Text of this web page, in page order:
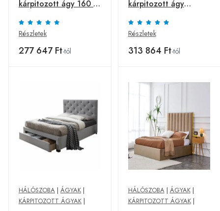
kárpitozott ágy 160 x
200 cm
Részletek
277 647 Ft-tól
kárpitozott ágy
180x200 cm
Részletek
313 864 Ft-tól
HÁLÓSZOBA | ÁGYAK |
KÁRPITOZOTT ÁGYAK |
HÁLÓSZOBA| ÁGYAK|
KÁRPITOZOTT ÁGYAK|